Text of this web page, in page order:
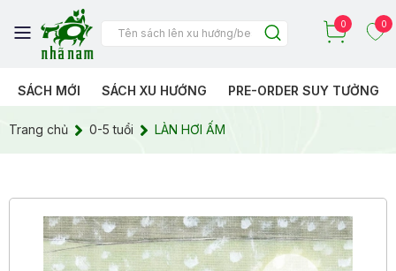
0 0
SÁCH MỚI SÁCH XU HƯỚNG PRE-ORDER SUY TƯỞNG
Trang chủ 0-5 tuổi LÀN HƠI ẤM